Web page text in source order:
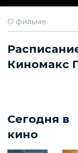
О фильме
Киномакс
Сегодня в
кино